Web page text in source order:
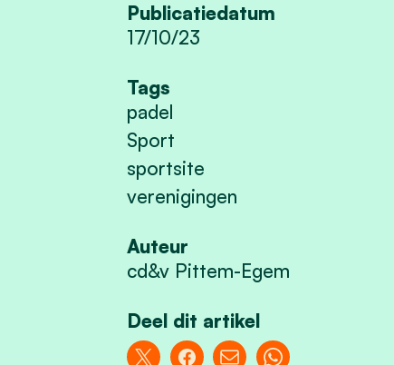
Publicatiedatum
17/10/23
Tags
padel
Sport
sportsite
verenigingen
Auteur
cd&v Pittem-Egem
Deel dit artikel